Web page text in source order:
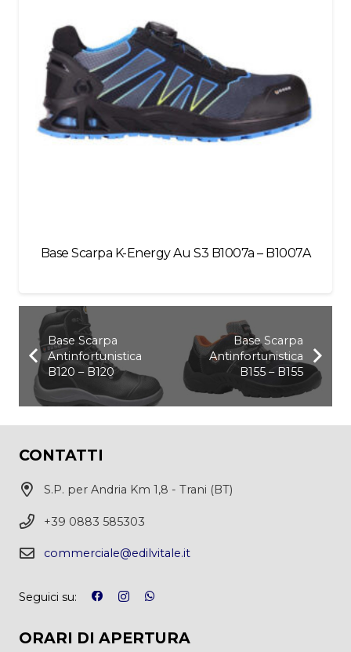
Base Scarpa K-Energy Au S3 B1007a – B1007A
Base Scarpa
Antinfortunistica
B120 – B120
Base Scarpa
Antinfortunistica
B155 – B155
CONTATTI
S.P. per Andria Km 1,8 - Trani (BT)
+39 0883 585303
commerciale@edilvitale.it
Seguici su:
ORARI DI APERTURA